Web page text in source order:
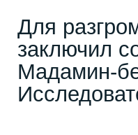
Для
заключил
Мадамин-